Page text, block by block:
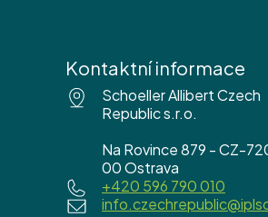
Kontaktní informace
Schoeller Allibert Czech
Republic s.r.o.
Na Rovince 879 - CZ-
00 Ostrava
+420 596 790 010